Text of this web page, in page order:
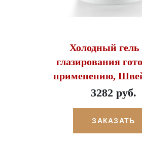
Холодный гель
глазирования
применению,
3282 руб.
ЗАКАЗАТЬ